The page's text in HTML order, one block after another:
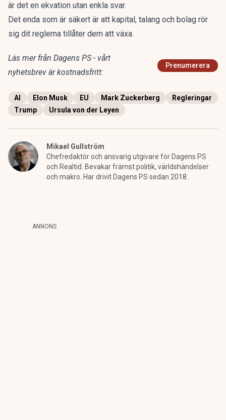
är det en ekvation utan enkla svar.
Det enda som är säkert är att kapital, talang och bolag rör
sig dit reglerna tillåter dem att växa.
Läs mer från Dagens PS - vårt
nyhetsbrev är kostnadsfritt:
Prenumerera
AI Elon Musk EU Mark Zuckerberg
Regleringar
Trump
Ursula von der Leyen
Mikael Gullström
Chefredaktör och ansvarig utgivare för Dagens PS
och Realtid. Bevakar främst politik, världshändelser
och makro. Har drivit Dagens PS sedan 2018.
ANNONS